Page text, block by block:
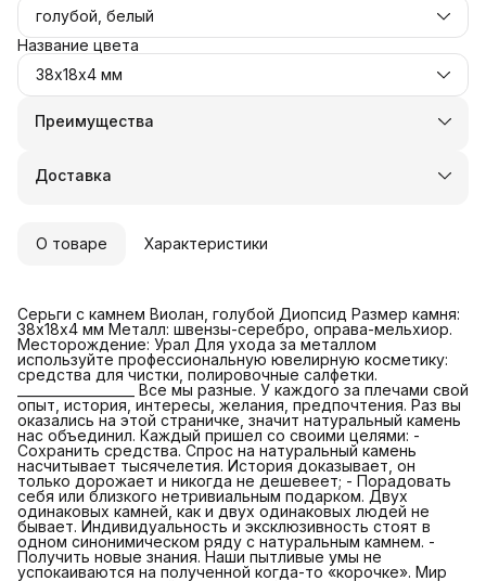
голубой, белый
Название цвета
38х18х4 мм
Преимущества
Оплата частями в Сплит
Удобный возврат
Доставка
О товаре Характеристики
Серьги с камнем Виолан, голубой Диопсид Размер камня:
38х18х4 мм Металл: швензы-серебро, оправа-мельхиор.
Месторождение: Урал Для ухода за металлом
используйте профессиональную ювелирную косметику:
средства для чистки, полировочные салфетки.
__________________ Все мы разные. У каждого за плечами свой
опыт, история, интересы, желания, предпочтения. Раз вы
оказались на этой страничке, значит натуральный камень
нас объединил. Каждый пришел со своими целями: -
Сохранить средства. Спрос на натуральный камень
насчитывает тысячелетия. История доказывает, он
только дорожает и никогда не дешевеет; - Порадовать
себя или близкого нетривиальным подарком. Двух
одинаковых камней, как и двух одинаковых людей не
бывает. Индивидуальность и эксклюзивность стоят в
одном синонимическом ряду с натуральным камнем. -
Получить новые знания. Наши пытливые умы не
успокаиваются на полученной когда-то «корочке». Мир